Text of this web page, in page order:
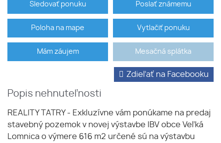
Sledovať ponuku Poslať známemu
Poloha na mape Vytlačiť ponuku
Mám záujem Mesačná splátka
Popis nehnuteľnosti
Zdieľať na Facebooku
REALITY TATRY - Exkluzívne vám ponúkame na predaj
stavebný pozemok v novej výstavbe IBV obce Veľká
Lomnica o výmere 616 m2 určené sú na výstavbu